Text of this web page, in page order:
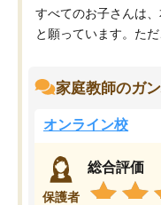
すべてのお子さんは
と願っています。ただ
家庭教師のガ
オンライン校
保護者
総合評価